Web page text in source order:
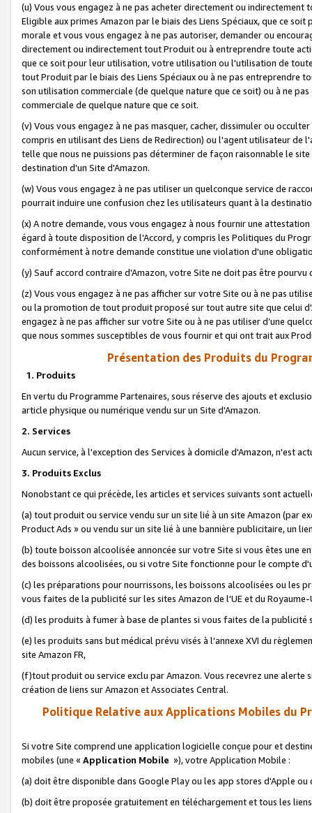
(u) Vous vous engagez à ne pas acheter directement ou
Eligible aux primes Amazon par le biais des Liens Spéciaux, que ce
morale et vous vous engagez à ne pas autoriser, demander ou
directement ou indirectement tout Produit ou à entreprendre toute
que ce soit pour leur utilisation, votre utilisation ou l'utilisation de
tout Produit par le biais des Liens Spéciaux ou à ne pas entreprendre
son utilisation commerciale (de quelque nature que ce soit) ou à ne
commerciale de quelque nature que ce soit.
(v) Vous vous engagez à ne pas masquer, cacher, dissimuler ou
compris en utilisant des Liens de Redirection) ou l'agent utilisateur
telle que nous ne puissions pas déterminer de façon raisonnable le
destination d'un Site d'Amazon.
(w) Vous vous engagez à ne pas utiliser un quelconque service de
pourrait induire une confusion chez les utilisateurs quant à la
(x) A notre demande, vous vous engagez à nous fournir une
égard à toute disposition de l'Accord, y compris les Politiques du
conformément à notre demande constitue une violation d'une
(y) Sauf accord contraire d'Amazon, votre Site ne doit pas être
(z) Vous vous engagez à ne pas afficher sur votre Site ou à ne pas
ou la promotion de tout produit proposé sur tout autre site que celui
engagez à ne pas afficher sur votre Site ou à ne pas utiliser d’une
que nous sommes susceptibles de vous fournir et qui ont trait aux
Présentation des Produits du
1. Produits
En vertu du Programme Partenaires, sous réserve des ajouts et
article physique ou numérique vendu sur un Site d'Amazon.
2. Services
Aucun service, à l'exception des Services à domicile d'Amazon, n'est
3. Produits Exclus
Nonobstant ce qui précède, les articles et services suivants sont
(a) tout produit ou service vendu sur un site lié à un site Amazon (par
Product Ads » ou vendu sur un site lié à une bannière publicitaire, un
(b) toute boisson alcoolisée annoncée sur votre Site si vous êtes une
des boissons alcoolisées, ou si votre Site fonctionne pour le compte
(c) les préparations pour nourrissons, les boissons alcoolisées ou les
vous faites de la publicité sur les sites Amazon de l'UE et du Royaume-
(d) les produits à fumer à base de plantes si vous faites de la publicité
(e) les produits sans but médical prévu visés à l'annexe XVI du
site Amazon FR,
(f)tout produit ou service exclu par Amazon. Vous recevrez une alerte
création de liens sur Amazon et Associates Central.
Politique Relative aux Applications Mobiles du
Si votre Site comprend une application logicielle conçue pour et
mobiles (une « Application Mobile »), votre Application Mobile :
(a) doit être disponible dans Google Play ou les app stores d'Apple ou
(b) doit être proposée gratuitement en téléchargement et tous les